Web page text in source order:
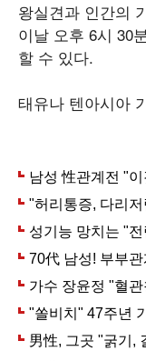
왕실견과 인간의
이날 오후 6시 30
할 수 있다.
태유나 텐아시아